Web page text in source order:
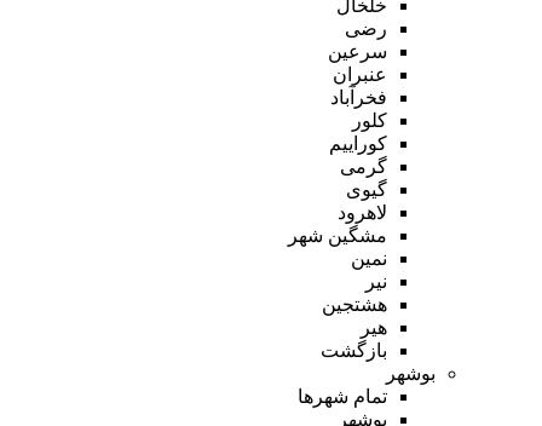
خلخال
رضی
سرعین
عنبران
فخرآباد
کلور
کوراییم
گرمی
گیوی
لاهرود
مشگین شهر
نمین
نیر
هشتجین
هیر
بازگشت
بوشهر
تمام شهر‌ها
بوشهر